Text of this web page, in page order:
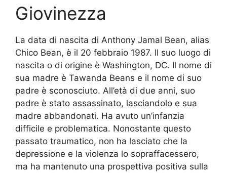
Giovinezza
La data di nascita di Anthony Jamal Bean, alias
Chico Bean, è il 20 febbraio 1987. Il suo luogo di
nascita o di origine è Washington, DC. Il nome di
sua madre è Tawanda Beans e il nome di suo
padre è sconosciuto. All’età di due anni, suo
padre è stato assassinato, lasciandolo e sua
madre abbandonati. Ha avuto un’infanzia
difficile e problematica. Nonostante questo
passato traumatico, non ha lasciato che la
depressione e la violenza lo sopraffacessero,
ma ha mantenuto una prospettiva positiva sulla